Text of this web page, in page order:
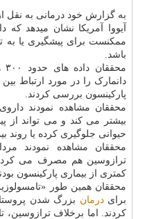
به گزارش خود درمانی به نقل
آیووا آمریکا نشان میدهد که
ممکنست برای پیشگیری یا به
باشد.
دانمارک را در مورد ارتباط
پارکینسون بررسی کردند.
محققان مشاهده نمودند
بیشتر می کند و می تواند از
حیوانی جلوگیری کرده یا روند
محققان مشاهده نمودند
ترازوسین هم مصرف می
کمتری از بیماری پارکینسون
محققان همین طور
برایدرمان بزرگ شدن
کردند. اما برخلاف ترازوسین،